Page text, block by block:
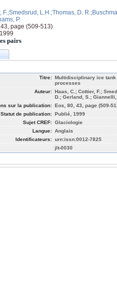
F. ;Smedsrud, L.H. ;Thomas, D. R.
P.
page (509-513)
pairs
Titre: Multidisciplinary ice
processes
Auteur: Haas, C.; Cottier, F.;
D.; Gerland, S.;
sur la publication: Eos, 80, 43, page (509-
Statut de publication: Publié, 1999
Sujet CREF: Glaciologie
Langue: Anglais
Identificateurs: urn:issn:0012-7825
jlt-0030